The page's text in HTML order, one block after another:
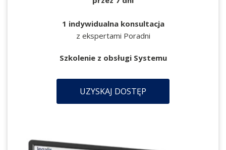
1 indywidualna konsultacja
z ekspertami Poradni
Szkolenie z obsługi Systemu
UZYSKAJ DOSTĘP